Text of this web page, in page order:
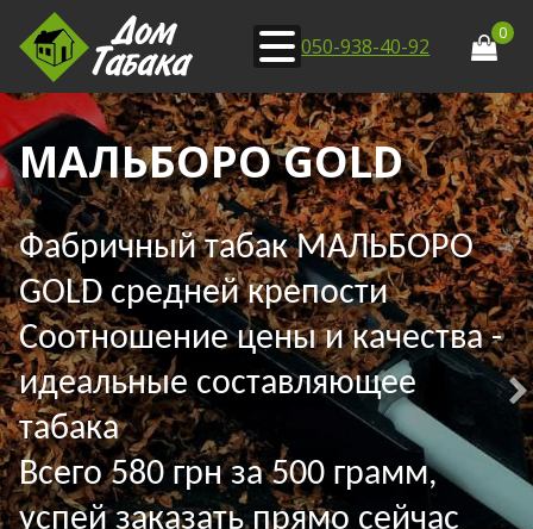
050-938-40-92
0
МАЛЬБОРО GOLD
Фабричный табак МАЛЬБОРО
GOLD средней крепости
Соотношение цены и качества -
идеальные составляющее
табака
Всего 580 грн за 500 грамм,
успей заказать прямо сейчас